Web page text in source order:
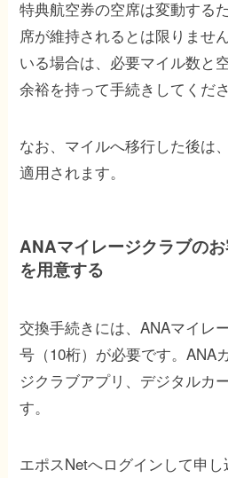
特典航空券の空席は変動する
席が維持されるとは限りませ
いる場合は、必要マイル数と
余裕を持って手続きしてくださ
なお、マイルへ移行した後は
適用されます。
ANAマイレージクラブのお
を用意する
交換手続きには、ANAマイレ
号（10桁）が必要です。ANA
ジクラブアプリ、デジタルカ
す。
エポスNetへログインして申